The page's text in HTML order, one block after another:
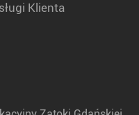
Klienta